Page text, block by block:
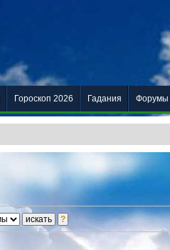
Гороскоп 2026 Гадания Форумы